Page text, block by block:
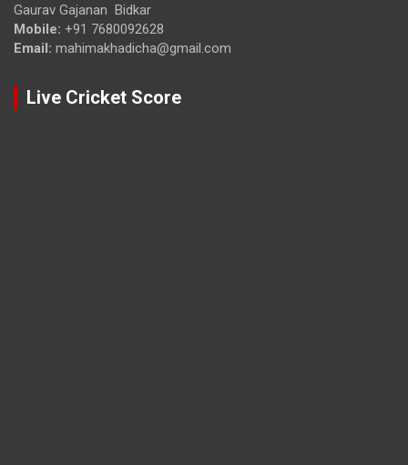
Gaurav Gajanan Bidkar
Mobile: +91 7680092628
Email: mahimakhadicha@gmail.com
Live Cricket Score